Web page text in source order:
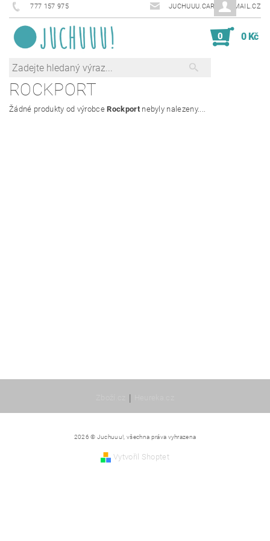
777 157 975 JUCHUUU.CARDS@EMAIL.CZ
0 0 Kč
ROCKPORT
Žádné produkty od výrobceRockportnebyly nalezeny....
|
2026 © Juchuuu!, všechna práva vyhrazena
Vytvořil Shoptet